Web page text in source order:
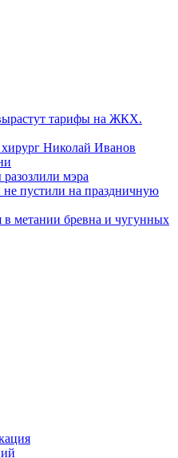
тарифы на ЖКХ.
Николай Иванов
мэра
пустили на праздничную
метании бревна и чугунных